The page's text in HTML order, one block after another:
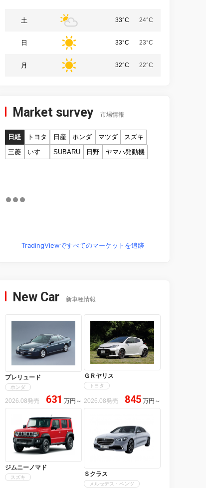
土 33°C 24°C
日 33°C 23°C
月 32°C 22°C
Market survey 市場情報
日経 トヨタ 日産 ホンダ マツダ
スズキ
三菱
いすゞ SUBARU 日野 ヤマハ発動機
TradingViewですべてのマーケットを追跡
New Car 新車種情報
プレリュード
ホンダ
2026.08発売 631 万円 ～
ＧＲヤリス
トヨタ
2026.08発売 845 万円 ～
ジムニーノマド
スズキ Ｓクラス
メルセデス・ベンツ